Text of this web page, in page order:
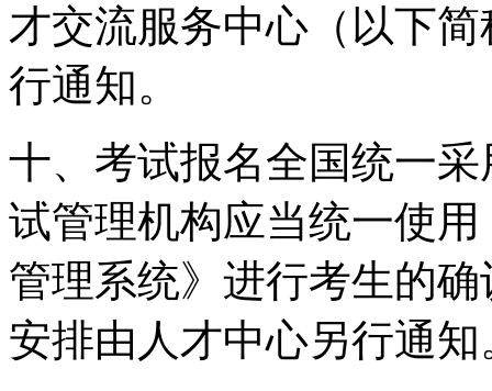
才交流服务中心（以下
行通知。
十、考试报名全国统一
试管理机构应当统一使用
管理系统》进行考生的
安排由人才中心另行通知